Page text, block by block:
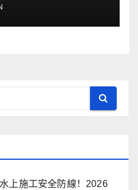
上施工安全防線！2026